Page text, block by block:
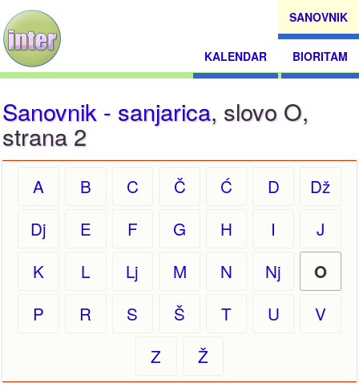
SANOVNIK
KALENDAR BIORITAM
Sanovnik - sanjarica, slovo O,
strana 2
A B C Č Ć D
Dž
Dj
E F G H I
J
K
L Lj M N Nj O
P R S Š T U
V
Z
Ž